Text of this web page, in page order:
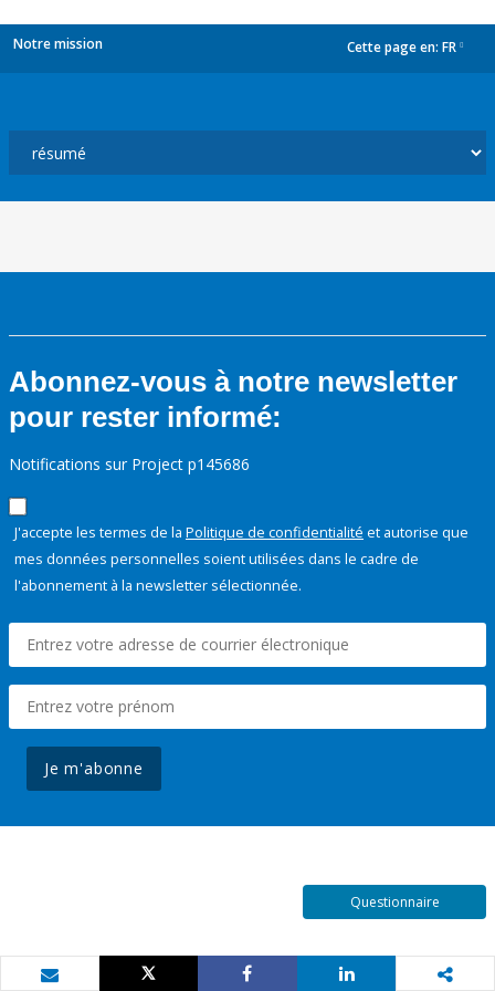
Notre mission Cette page en: FR
Abonnez-vous à notre newsletter
pour rester informé:
Notifications sur Project p145686
J'accepte les termes de la Politique de confidentialité et autorise que
mes données personnelles soient utilisées dans le cadre de
l'abonnement à la newsletter sélectionnée.
Je m'abonne
Questionnaire